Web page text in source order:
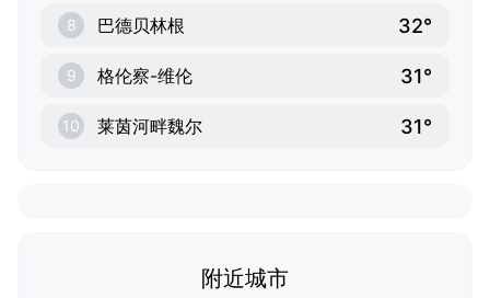
8 巴德贝林根 32°
9 格伦察-维伦 31°
10 莱茵河畔魏尔 31°
附近城市